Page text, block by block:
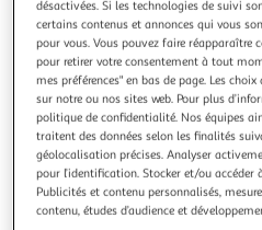
4,7 (13)
OASIS
Boisson aux fruits saveur
Oasis Tropical, la boisson
de fruits tropicaux. Une
désactivées. Si les technologies de suivi
certains contenus et annonces qui vous
pour vous. Vous pouvez faire réapparaître
pour retirer votre consentement à tout
mes préférences" en bas de page. Les
sur notre ou nos sites web. Pour plus
politique de confidentialité. Nos équipes
traitent des données selon les finalités
géolocalisation précises. Analyser
pour l’identification. Stocker et/ou accéder
Publicités et contenu personnalisés,
contenu, études d’audience et